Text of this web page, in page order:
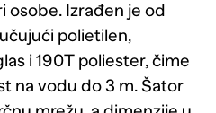
osobe. Izrađen je od
polietilen,
i 190T poliester, čime
na vodu do 3 m. Šator